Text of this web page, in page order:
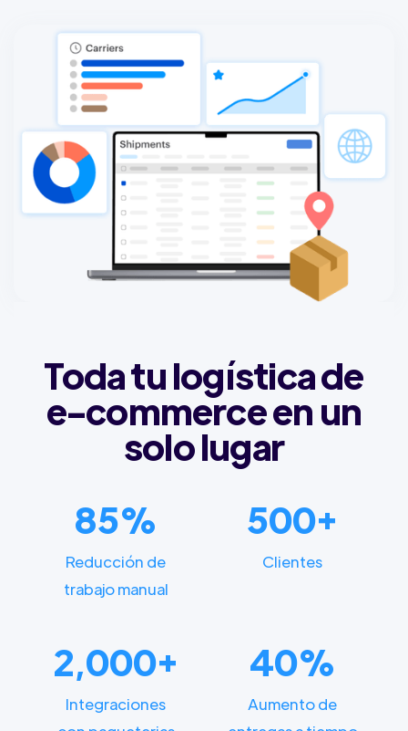
Toda tu logística de
e-commerce en un
solo lugar
85%
Reducción de
trabajo manual
500+
Clientes
2,000+
Integraciones
40%
Aumento de